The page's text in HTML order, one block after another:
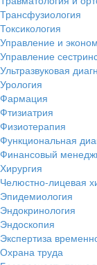
Трансфузиология
Токсикология
Управление и
Управление
Ультразвуковая
Урология
Фармация
Фтизиатрия
Физиотерапия
Функциональная
Финансовый
Хирургия
Челюстно-лицевая
Эпидемиология
Эндокринология
Эндоскопия
Экспертиза
Охрана труда